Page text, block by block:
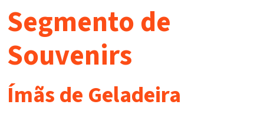
Segmento de
Souvenirs
Ímãs de Geladeira